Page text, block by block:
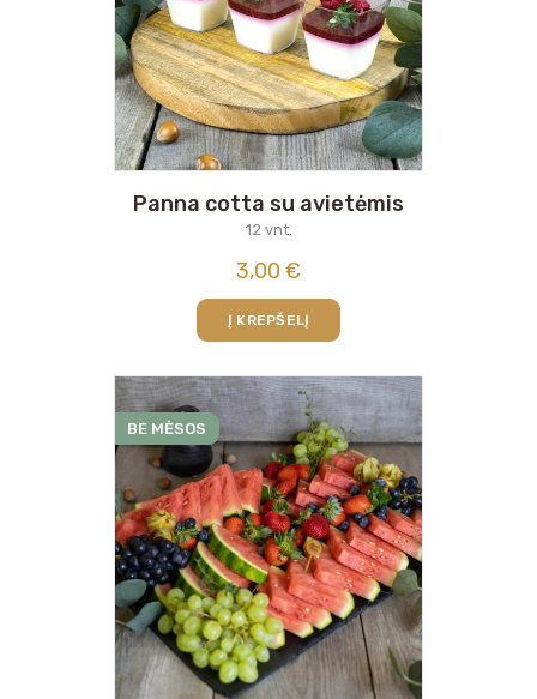
Panna cotta su avietėmis
12 vnt.
3,00 €
Į KREPŠELĮ
BE MĖSOS